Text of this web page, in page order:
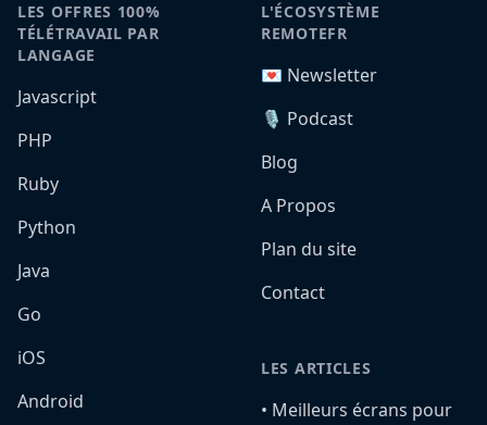
LES OFFRES 100%
TÉLÉTRAVAIL PAR
LANGAGE
Javascript
PHP
Ruby
Python
Java
Go
iOS
Android
L'ÉCOSYSTÈME
REMOTEFR
💌 Newsletter
🎙️ Podcast
Blog
A Propos
Plan du site
Contact
LES ARTICLES
•️ Meilleurs écrans pour